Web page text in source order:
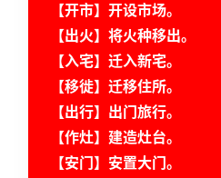
【开市】开设市场。
【出火】将火种移出。
【入宅】迁入新宅。
【移徙】迁移住所。
【出行】出门旅行。
【作灶】建造灶台。
【安门】安置大门。